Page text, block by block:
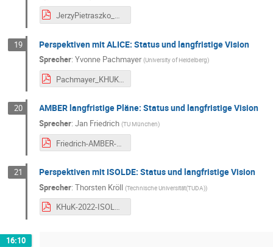
JerzyPietraszko_HADES_KHuK_09_12_2022.pdf
19 Perspektiven mit ALICE: Status und langfristige Vision
Sprecher:Yvonne Pachmayer (University of Heidelberg)
Pachmayer_KHUK2022.pdf
20 AMBER langfristige Pläne: Status und langfristige Vision
Sprecher:Jan Friedrich (TU München)
Friedrich-AMBER-KHuK2022.pdf
21 Perspektiven mit ISOLDE: Status und langfristige Vision
Sprecher:Thorsten Kröll (Technische Universität(TUDA))
KHuK-2022-ISOLDE.pdf
16:10